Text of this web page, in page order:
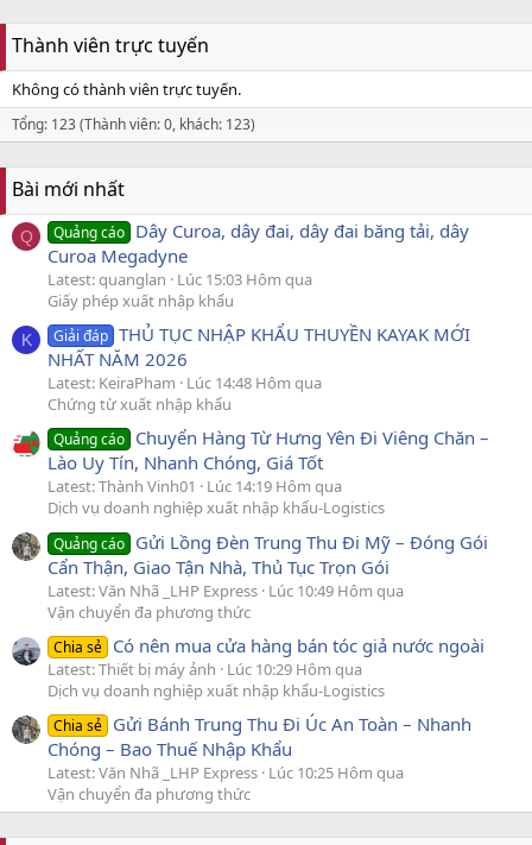
Thành viên trực tuyến
Không có thành viên trực tuyến.
Tổng: 123 (Thành viên: 0, khách: 123)
Bài mới nhất
Q Quảng cáo Dây Curoa, dây đai, dây đai băng tải, dây
Curoa Megadyne
Latest: quanglan
Lúc 15:03 Hôm qua
Giấy phép xuất nhập khẩu
K Giải đáp THỦ TỤC NHẬP KHẨU THUYỀN KAYAK MỚI
NHẤT NĂM 2026
Latest: KeiraPham
Lúc 14:48 Hôm qua
Chứng từ xuất nhập khẩu
Quảng cáo Chuyển Hàng Từ Hưng Yên Đi Viêng Chăn –
Lào Uy Tín, Nhanh Chóng, Giá Tốt
Latest: Thành Vinh01
Lúc 14:19 Hôm qua
Dịch vụ doanh nghiệp xuất nhập khẩu-Logistics
Quảng cáo Gửi Lồng Đèn Trung Thu Đi Mỹ – Đóng Gói
Cẩn Thận, Giao Tận Nhà, Thủ Tục Trọn Gói
Latest: Văn Nhã _LHP Express Lúc 10:49 Hôm qua
Vận chuyển đa phương thức
Chia sẻ Có nên mua cửa hàng bán tóc giả nước ngoài
Latest: Thiết bị máy ảnh
Lúc 10:29 Hôm qua
Dịch vụ doanh nghiệp xuất nhập khẩu-Logistics
Chia sẻ Gửi Bánh Trung Thu Đi Úc An Toàn – Nhanh
Chóng – Bao Thuế Nhập Khẩu
Latest: Văn Nhã _LHP Express Lúc 10:25 Hôm qua
Vận chuyển đa phương thức